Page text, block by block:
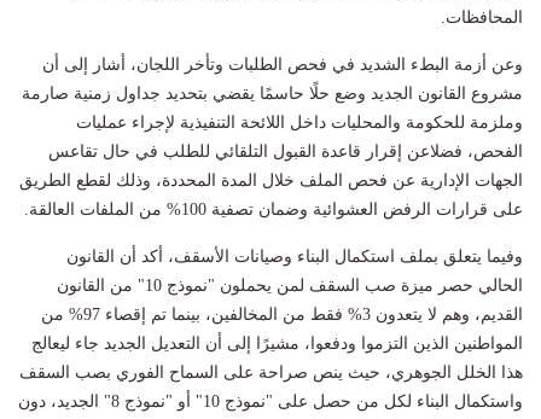
المحافظات.
​وعن أزمة البطء الشديد في فحص الطلبات وتأخر اللجان، أشار إلى أن
مشروع القانون الجديد وضع حلًا حاسمًا يقضي بتحديد جداول زمنية صارمة
وملزمة للحكومة والمحليات داخل اللائحة التنفيذية لإجراء عمليات
الفحص، فضلاعن ​إقرار قاعدة القبول التلقائي للطلب في حال تقاعس
الجهات الإدارية عن فحص الملف خلال المدة المحددة، وذلك لقطع الطريق
على قرارات الرفض العشوائية وضمان تصفية 100% من الملفات العالقة.
​وفيما يتعلق بملف استكمال البناء وصيانات الأسقف، أكد أن القانون
الحالي حصر ميزة صب السقف لمن يحملون "نموذج 10" من القانون
القديم، وهم لا يتعدون 3% فقط من المخالفين، بينما تم إقصاء 97% من
المواطنين الذين التزموا ودفعوا، مشيرًا إلى أن ​التعديل الجديد جاء ليعالج
هذا الخلل الجوهري، حيث ينص صراحة على السماح الفوري بصب السقف
واستكمال البناء لكل من حصل على "نموذج 10" أو "نموذج 8" الجديد، دون